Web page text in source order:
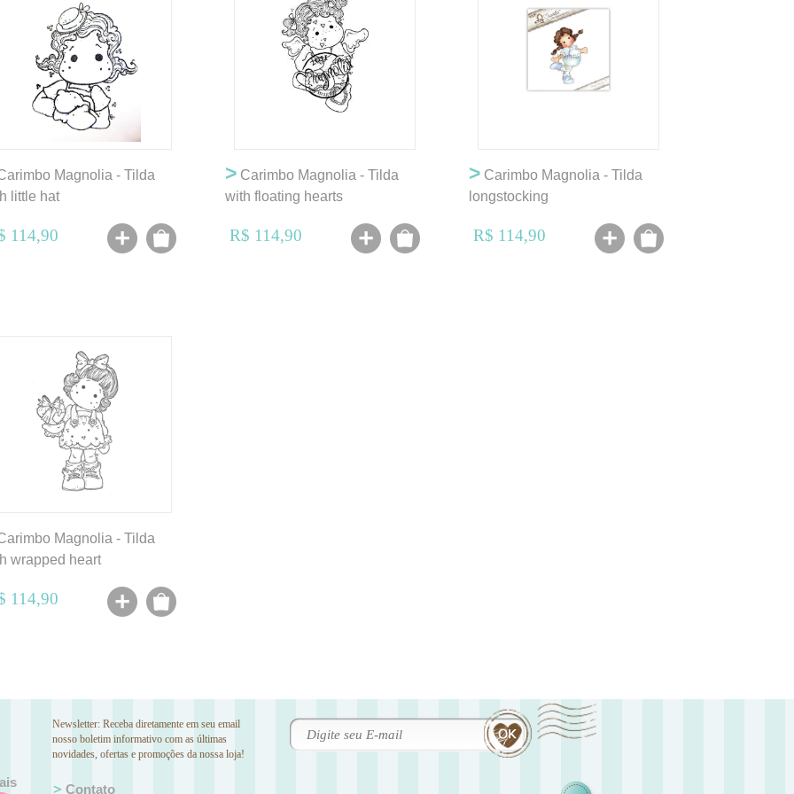
Magnolia - Tilda
little hat
114,90
>Carimbo Magnolia - Tilda
with floating hearts
R$ 114,90
>Carimbo Magnolia - Tilda
longstocking
R$ 114,90
Magnolia - Tilda
wrapped heart
114,90
Newsletter: Receba diretamente em seu email
nosso boletim informativo com as últimas
novidades, ofertas e promoções da nossa loja!
Contato